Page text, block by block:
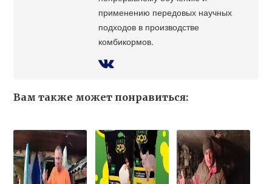
применению передовых научных
подходов в производстве
комбикормов.
Вам также может понравиться: